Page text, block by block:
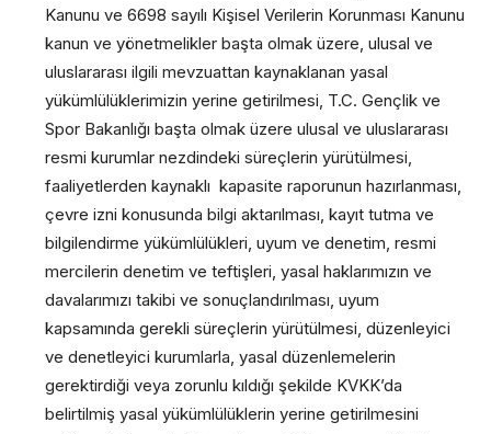
Kanunu ve 6698 sayılı Kişisel Verilerin Korunması Kanunu
kanun ve yönetmelikler başta olmak üzere, ulusal ve
uluslararası ilgili mevzuattan kaynaklanan yasal
yükümlülüklerimizin yerine getirilmesi, T.C. Gençlik ve
Spor Bakanlığı başta olmak üzere ulusal ve uluslararası
resmi kurumlar nezdindeki süreçlerin yürütülmesi,
faaliyetlerden kaynaklı kapasite raporunun hazırlanması,
çevre izni konusunda bilgi aktarılması, kayıt tutma ve
bilgilendirme yükümlülükleri, uyum ve denetim, resmi
mercilerin denetim ve teftişleri, yasal haklarımızın ve
davalarımızı takibi ve sonuçlandırılması, uyum
kapsamında gerekli süreçlerin yürütülmesi, düzenleyici
ve denetleyici kurumlarla, yasal düzenlemelerin
gerektirdiği veya zorunlu kıldığı şekilde KVKK’da
belirtilmiş yasal yükümlülüklerin yerine getirilmesini